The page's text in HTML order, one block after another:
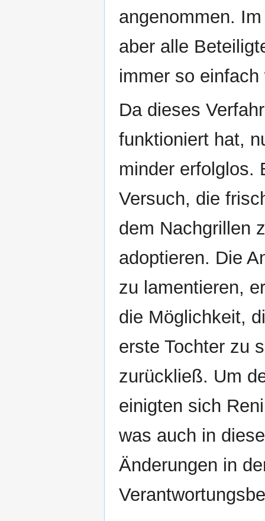
angenommen.
aber alle
immer so einfach
Da dieses
funktioniert hat,
minder erfolglos.
Versuch, die
dem Nachgrillen
adoptieren. Die
zu lamentieren,
die Möglichkeit,
erste Tochter zu
zurückließ. Um
einigten sich
was auch in
Änderungen in